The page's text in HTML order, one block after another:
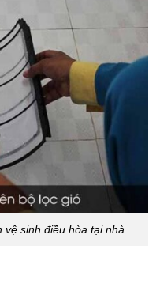
vệ sinh điều hòa tại nhà